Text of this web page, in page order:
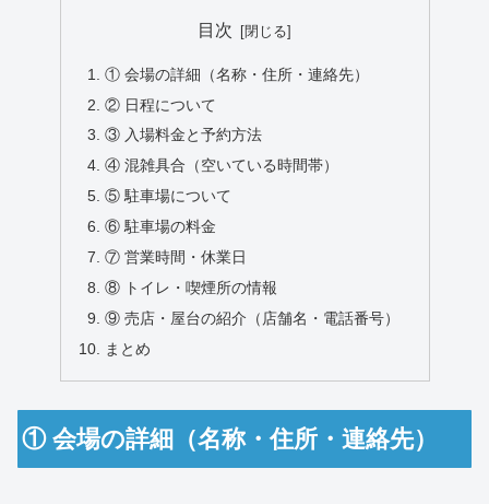
目次
① 会場の詳細（名称・住所・連絡先）
② 日程について
③ 入場料金と予約方法
④ 混雑具合（空いている時間帯）
⑤ 駐車場について
⑥ 駐車場の料金
⑦ 営業時間・休業日
⑧ トイレ・喫煙所の情報
⑨ 売店・屋台の紹介（店舗名・電話番号）
まとめ
① 会場の詳細（名称・住所・連絡先）